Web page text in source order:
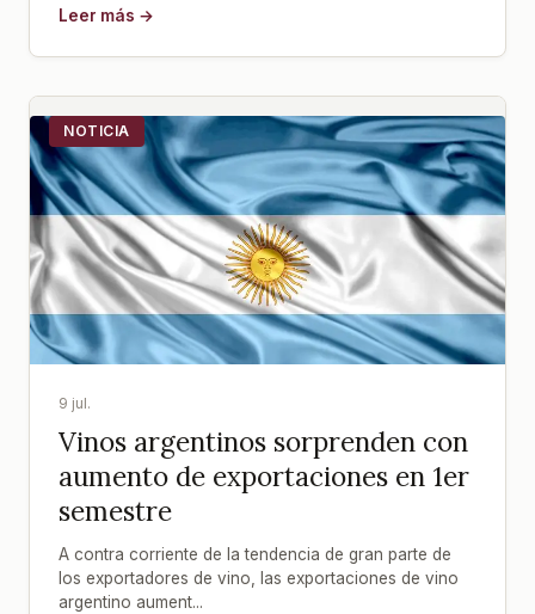
Leer más →
NOTICIA
9 jul.
Vinos argentinos sorprenden con
aumento de exportaciones en 1er
semestre
A contra corriente de la tendencia de gran parte de
los exportadores de vino, las exportaciones de vino
argentino aument...